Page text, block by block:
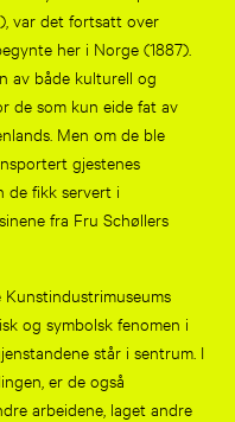
var det fortsatt over
her i Norge (1887).
av både kulturell og
de som kun eide fat av
Men om de ble
gjestenes
de fikk servert i
fra Fru Schøllers
og symbolsk fenomen i
står i sentrum. I
er de også
arbeidene, laget andre